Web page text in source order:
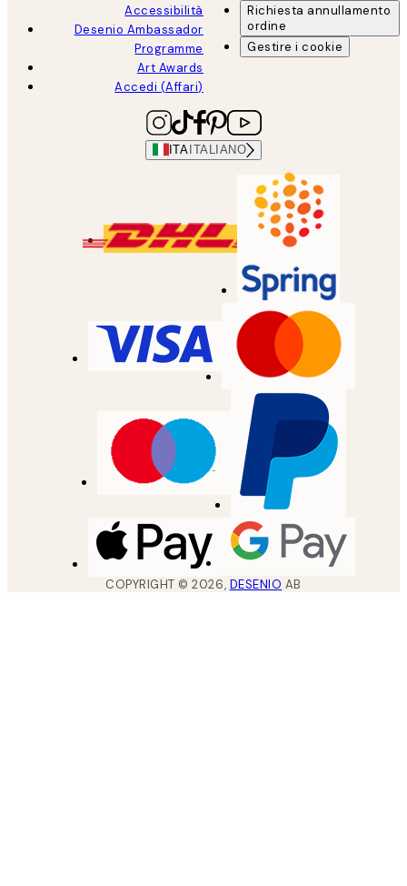
Accessibilità
Desenio Ambassador
Programme
Art Awards
Accedi (Affari)
Richiesta annullamento
ordine
Gestire i cookie
ITA ITALIANO
COPYRIGHT ©2026, DESENIO AB